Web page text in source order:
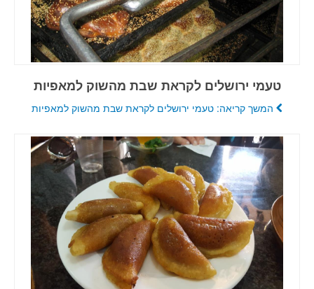
טעמי ירושלים לקראת שבת מהשוק למאפיות
המשך קריאה: טעמי ירושלים לקראת שבת מהשוק למאפיות